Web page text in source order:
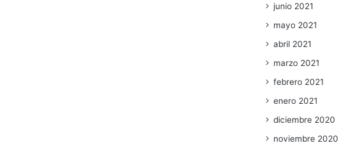
junio 2021
mayo 2021
abril 2021
marzo 2021
febrero 2021
enero 2021
diciembre 2020
noviembre 2020